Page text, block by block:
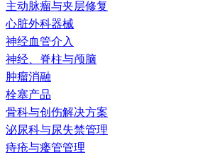
主动脉瘤与夹层修复
心脏外科器械
神经血管介入
神经、脊柱与颅脑
肿瘤消融
栓塞产品
骨科与创伤解决方案
泌尿科与尿失禁管理
痔疮与瘘管管理